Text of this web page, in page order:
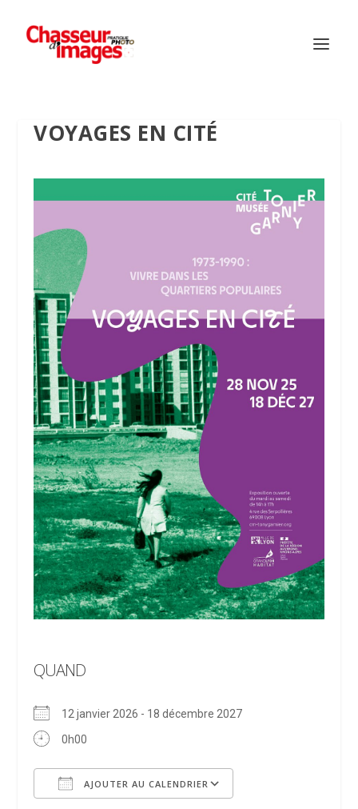
VOYAGES EN CITÉ
QUAND
12 janvier 2026 - 18 décembre 2027
0h00
AJOUTER AU CALENDRIER